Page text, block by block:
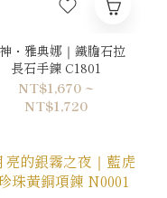
・雅典娜｜鐵膽石拉
長石手鍊 C1801
NT$1,670 ~
NT$1,720